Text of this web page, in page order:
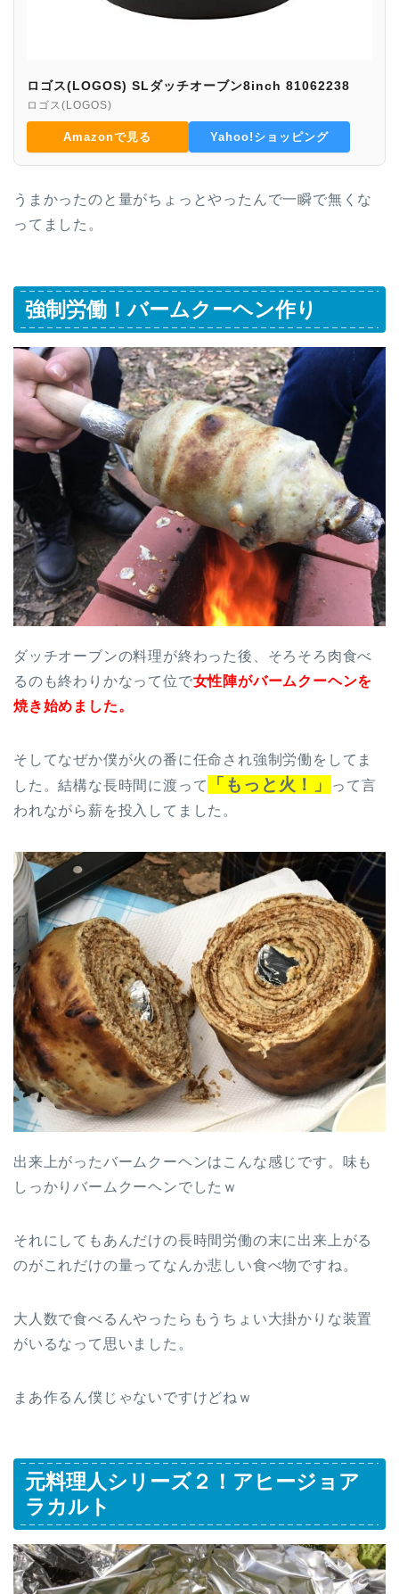
ロゴス(LOGOS) SLダッチオーブン8inch 81062238
ロゴス(LOGOS)
Amazonで見る Yahoo!ショッピング
うまかったのと量がちょっとやったんで一瞬で無くな
ってました。
強制労働！バームクーヘン作り
ダッチオーブンの料理が終わった後、そろそろ肉食べ
るのも終わりかなって位で女性陣がバームクーヘンを
焼き始めました。
そしてなぜか僕が火の番に任命され強制労働をしてま
した。結構な長時間に渡って
「もっと火！」
って言
われながら薪を投入してました。
出来上がったバームクーヘンはこんな感じです。味も
しっかりバームクーヘンでしたｗ
それにしてもあんだけの長時間労働の末に出来上がる
のがこれだけの量ってなんか悲しい食べ物ですね。
大人数で食べるんやったらもうちょい大掛かりな装置
がいるなって思いました。
まあ作るん僕じゃないですけどねｗ
元料理人シリーズ２！アヒージョア
ラカルト